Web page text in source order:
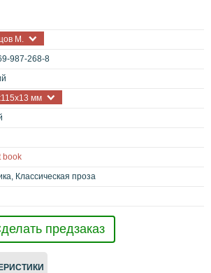
М.
987-268-8
мм
book
Классическая проза
предзаказ